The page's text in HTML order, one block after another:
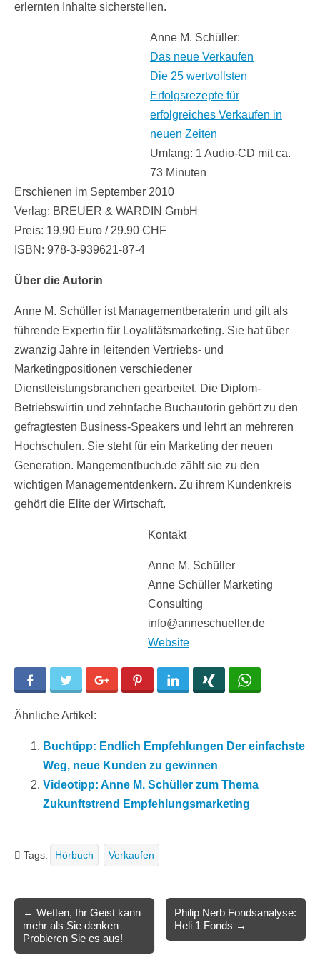
erlernten Inhalte sicherstellen.
Anne M. Schüller:
Das neue Verkaufen
Die 25 wertvollsten
Erfolgsrezepte für
erfolgreiches Verkaufen in
neuen Zeiten
Umfang: 1 Audio-CD mit ca.
73 Minuten
Erschienen im September 2010
Verlag: BREUER & WARDIN GmbH
Preis: 19,90 Euro / 29.90 CHF
ISBN: 978-3-939621-87-4
Über die Autorin
Anne M. Schüller ist Managementberaterin und gilt als
führende Expertin für Loyalitätsmarketing. Sie hat über
zwanzig Jahre in leitenden Vertriebs- und
Marketingpositionen verschiedener
Dienstleistungsbranchen gearbeitet. Die Diplom-
Betriebswirtin und zehnfache Buchautorin gehört zu den
gefragtesten Business-Speakers und lehrt an mehreren
Hochschulen. Sie steht für ein Marketing der neuen
Generation. Mangementbuch.de zählt sie zu den
wichtigen Managementdenkern. Zu ihrem Kundenkreis
gehört die Elite der Wirtschaft.
Kontakt
Anne M. Schüller
Anne Schüller Marketing
Consulting
info@anneschueller.de
Website
Facebook Twitter Google+ Pinterest LinkedIn
Ähnliche Artikel:
Buchtipp: Endlich Empfehlungen Der einfachste
Weg, neue Kunden zu gewinnen
Videotipp: Anne M. Schüller zum Thema
Zukunftstrend Empfehlungsmarketing
Tags: Hörbuch Verkaufen
Post
navigation
← Wetten, Ihr Geist kann
mehr als Sie denken –
Probieren Sie es aus!
Philip Nerb Fondsanalyse:
Heli 1 Fonds →